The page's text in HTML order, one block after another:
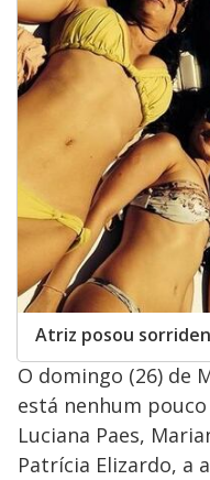
Atriz posou
O domingo (26) de
está nenhum
Luciana Paes,
Patrícia Elizardo, a